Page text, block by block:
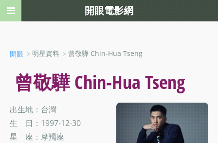
開眼 ﹥明星資料 ﹥曾敬驊 Chin-Hua Tseng
曾敬驊 Chin-Hua Tseng
出生地：台灣
生 日：1997-12-30
星 座：摩羯座
開眼電影網